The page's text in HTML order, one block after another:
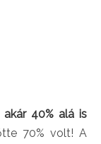
40% alá is
70% volt! A